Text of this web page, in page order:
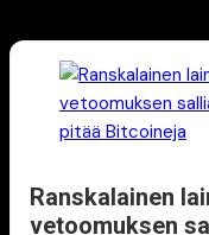
Ranskalainen
vetoomuksen